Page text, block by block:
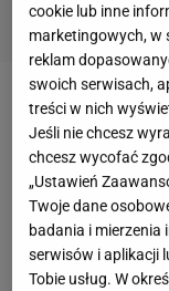
LegiaWarszawa
Szczecin - Piast
- Puszcza
Kielce. To
w sezonie
pod koniec
cookie lub inne
marketingowych, w
reklam
swoich serwisach,
treści w nich
Jeśli nie chcesz
chcesz wycofać
„Ustawień
Twoje dane
badania i
serwisów i aplikacji
Tobie usług. W